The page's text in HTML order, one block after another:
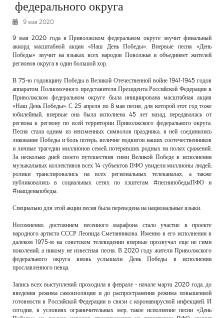
РЕКЛАМОДАТЕЛЯМ
ОБЪЯВЛЕНИЯ
КОНТАКТЫ
федерального округа
9 мая 2020
9 мая 2020 года в Приволжском федеральном округе звучит финальный
аккорд масштабной акции «Наш День Победы». Впервые песня «День
Победы» звучит на языках всех народов Поволжья и объединяет жителей
регионов округа в один большой хор.
В 75-ю годовщину Победы в Великой Отечественной войне 1941-1945 годов
аппаратом Полномочного представителя Президента Российской Федерации в
Приволжском федеральном округе была инициирована масштабная акция
«Наш День Победы». С 25 апреля по 8 мая песня, для которой этот год тоже
юбилейный, впервые она была исполнена 45 лет назад, передавалась от
региона к региону по всей территории Приволжского федерального округа.
Песня стала одним из неизменных символов праздника, в ней соединились
ликование Победы и боль потерь, величие подвигов наших соотечественников
и личные трагедии миллионов семей, потерявших родных на полях сражений.
За несколько дней своего путешествия гимн Великой Победе в исполнении
музыкальных коллективов всех 14 субъектов ПФО увидели миллионы людей,
ролики транслировались на всех региональных телеканалах, а также
публиковались в социальных сетях по хэштегам #песнипобедыПФО и
#нашденьпобеды.
Специально для этой акции песня была переведена на национальные языки.
Несомненно, достоянием песенного марафона стало участие в проекте
народного артиста СССР Леонида Сметанникова. Именно в его исполнении в
далеком 1975-м на советском телевидении впервые прозвучал еще не гимн
поколений, а никому не известная песня. В 2020 году жители Приволжского
федерального округа вновь услышали День Победы в исполнении
прославленного певца.
Запись всех выступлений проходила в феврале - начале марта 2020 года, до
введения режима самоизоляции и до распространения режима повышенной
готовности в Российской Федерации в связи с коронавирусной инфекцией. И
сегодня, в условиях ограничительных мер, такое исполнение песни «День